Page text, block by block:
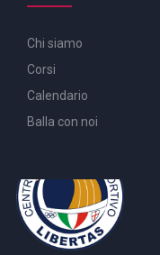
Chi siamo
Corsi
Calendario
Balla con noi